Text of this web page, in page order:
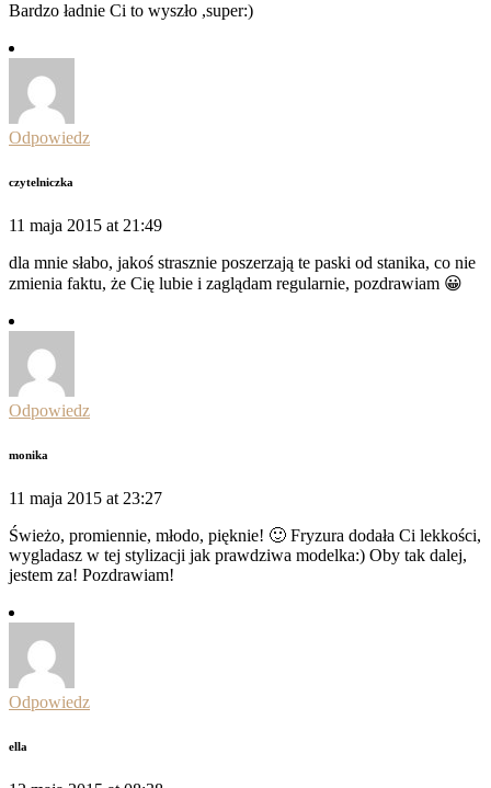
Bardzo ładnie Ci to wyszło ,super:)
Odpowiedz
czytelniczka
11 maja 2015 at 21:49
dla mnie słabo, jakoś strasznie poszerzają te paski od stanika, co nie
zmienia faktu, że Cię lubie i zaglądam regularnie, pozdrawiam 😀
Odpowiedz
monika
11 maja 2015 at 23:27
Świeżo, promiennie, młodo, pięknie! 🙂 Fryzura dodała Ci lekkości,
wygladasz w tej stylizacji jak prawdziwa modelka:) Oby tak dalej,
jestem za! Pozdrawiam!
Odpowiedz
ella